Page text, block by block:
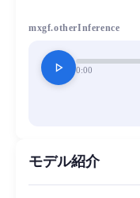
mxgf.otherInference
play_arrow 0:00
モデル紹介